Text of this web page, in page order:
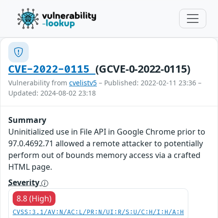
CVE-2022-0115(GCVE-0-2022-0115)
Vulnerability from cvelistv5 – Published: 2022-02-11 23:36 –
Updated: 2024-08-02 23:18
Summary
Uninitialized use in File API in Google Chrome prior to
97.0.4692.71 allowed a remote attacker to potentially
perform out of bounds memory access via a crafted
HTML page.
Severity
8.8 (High)
CVSS:3.1/AV:N/AC:L/PR:N/UI:R/S:U/C:H/I:H/A:H